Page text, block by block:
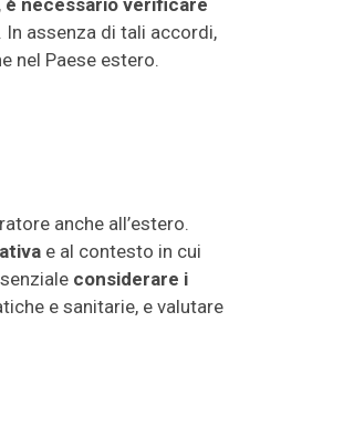
è necessario verificare
. In assenza di tali accordi,
nel Paese estero.
anche all’estero.
e al contesto in cui
considerare i
e sanitarie, e valutare